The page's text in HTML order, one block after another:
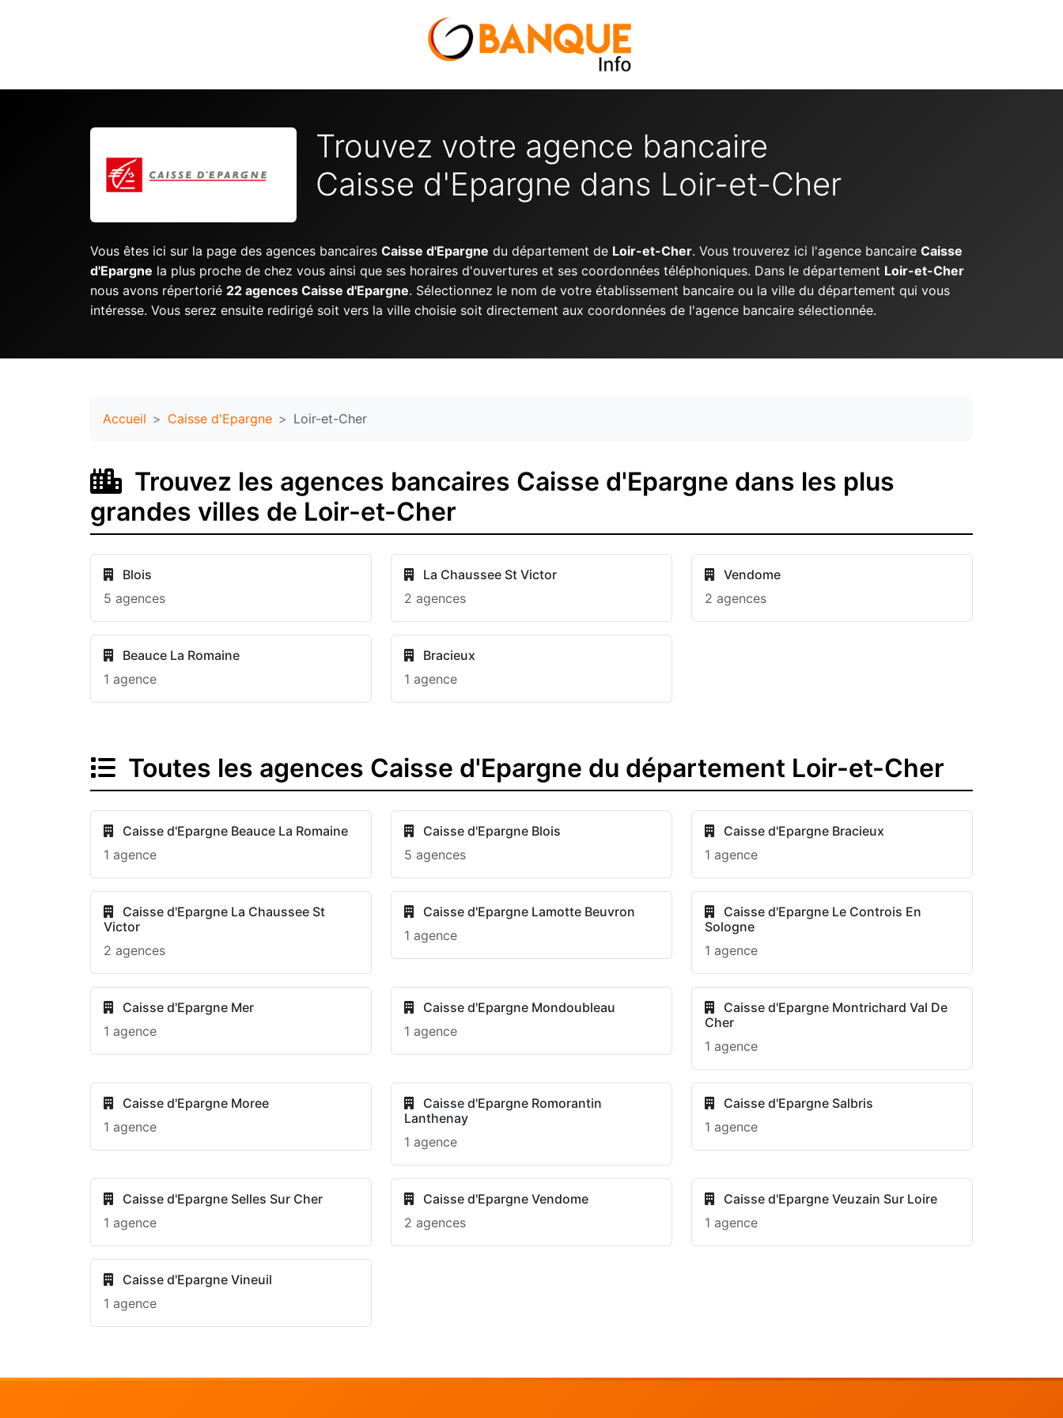
Trouvez votre agence bancaire
Caisse d'Epargne dans Loir-et-Cher
Vous êtes ici sur la page des agences bancaires Caisse d'Epargne du département de Loir-et-Cher. Vous trouverez ici l'agence bancaire Caisse
d'Epargne la plus proche de chez vous ainsi que ses horaires d'ouvertures et ses coordonnées téléphoniques. Dans le département Loir-et-Cher
nous avons répertorié 22 agences Caisse d'Epargne. Sélectionnez le nom de votre établissement bancaire ou la ville du département qui vous
intéresse. Vous serez ensuite redirigé soit vers la ville choisie soit directement aux coordonnées de l'agence bancaire sélectionnée.
Accueil Caisse d'Epargne Loir-et-Cher
Trouvez les agences bancaires Caisse d'Epargne dans les plus
grandes villes de Loir-et-Cher
Blois
5 agences
La Chaussee St Victor
2 agences
Vendome
2 agences
Beauce La Romaine
1 agence
Bracieux
1 agence
Toutes les agences Caisse d'Epargne du département Loir-et-Cher
Caisse d'Epargne Beauce La Romaine
1 agence
Caisse d'Epargne Blois
5 agences
Caisse d'Epargne Bracieux
1 agence
Caisse d'Epargne La Chaussee St
Victor
2 agences
Caisse d'Epargne Lamotte Beuvron
1 agence
Caisse d'Epargne Le Controis En
Sologne
1 agence
Caisse d'Epargne Mer
1 agence
Caisse d'Epargne Mondoubleau
1 agence
Caisse d'Epargne Montrichard Val De
Cher
1 agence
Caisse d'Epargne Moree
1 agence
Caisse d'Epargne Romorantin
Lanthenay
1 agence
Caisse d'Epargne Salbris
1 agence
Caisse d'Epargne Selles Sur Cher
1 agence
Caisse d'Epargne Vendome
2 agences
Caisse d'Epargne Veuzain Sur Loire
1 agence
Caisse d'Epargne Vineuil
1 agence